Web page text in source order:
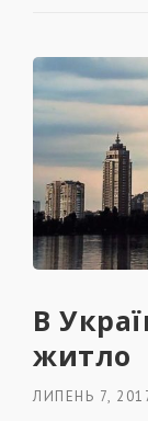
В
житло
ЛИПЕНЬ 7,